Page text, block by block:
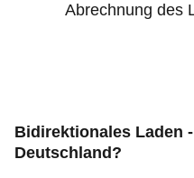
Abrechnung des
Bidirektionales Laden
Deutschland?